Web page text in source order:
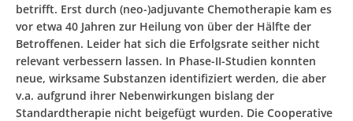
betrifft. Erst durch (neo-)adjuvante Chemotherapie kam es
vor etwa 40 Jahren zur Heilung von über der Hälfte der
Betroffenen. Leider hat sich die Erfolgsrate seither nicht
relevant verbessern lassen. In Phase-II-Studien konnten
neue, wirksame Substanzen identifiziert werden, die aber
v.a. aufgrund ihrer Nebenwirkungen bislang der
Standardtherapie nicht beigefügt wurden. Die Cooperative